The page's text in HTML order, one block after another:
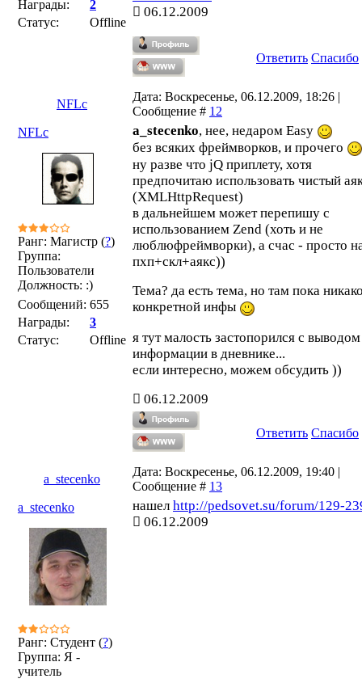
Награды:
2
Статус:
Offline
06.12.2009
Ответить Спасибо
NFLc
Дата: Воскресенье, 06.12.2009, 18:26 |
Сообщение # 12
NFLc
Ранг: Магистр (?)
Группа:
Пользователи
Должность: :)
Сообщений: 655
Награды:
3
Статус:
Offline
a_stecenko, нее, недаром Easy
без всяких фреймворков, и прочего
ну разве что jQ приплету, хотя
предпочитаю использовать чистый
(XMLHttpRequest)
в дальнейшем может перепишу с
использованием Zend (хоть и не
люблюфреймворки), а счас - просто
пхп+скл+аякс))
Тема? да есть тема, но там пока
конкретной инфы
я тут малость застопорился с выводом
информации в дневнике...
если интересно, можем обсудить ))
06.12.2009
Ответить Спасибо
a_stecenko
Дата: Воскресенье, 06.12.2009, 19:40 |
Сообщение # 13
a_stecenko
Ранг: Студент (?)
Группа: Я -
учитель
нашел http://pedsovet.su/forum/129-
06.12.2009